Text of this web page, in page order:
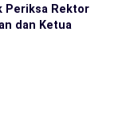
Periksa Rektor
dan Ketua